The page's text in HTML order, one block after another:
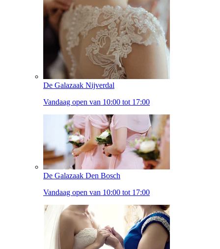
De Galazaak Nijverdal
Vandaag open van 10:00 tot 17:00
De Galazaak Den Bosch
Vandaag open van 10:00 tot 17:00